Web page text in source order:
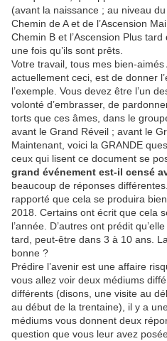
(avant la naissance ; au niveau
Chemin de A et de l’Ascension
Chemin B et l’Ascension Plus
une fois qu’ils sont prêts.
Votre travail, tous mes bien-
actuellement ceci, est de donner
l’exemple. Vous devez être l’un
volonté d’embrasser, de
torts que ces âmes, dans le
avant le Grand Réveil ; avant le
Maintenant, voici la GRANDE
ceux qui lisent ce document se
grand événement est-il censé
beaucoup de réponses
rapporté que cela se produira
2018. Certains ont écrit que cela
l’année. D’autres ont prédit
tard, peut-être dans 3 à 10 ans.
bonne ?
Prédire l’avenir est une affaire
vous allez voir deux médiums
différents (disons, une visite au
au début de la trentaine), il y a
médiums vous donnent deux
question que vous leur avez